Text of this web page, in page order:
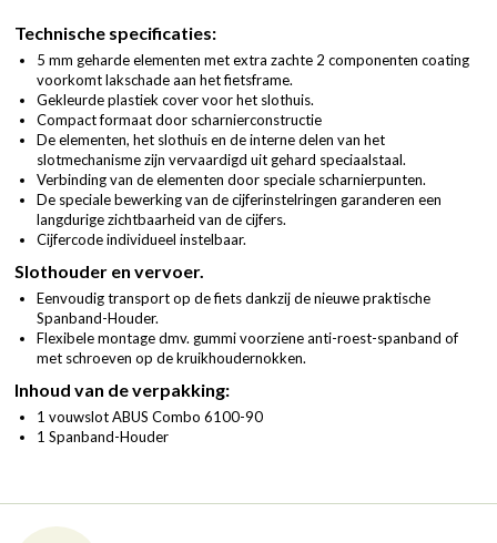
Technische specificaties:
5 mm geharde elementen met extra zachte 2 componenten coating
voorkomt lakschade aan het fietsframe.
Gekleurde plastiek cover voor het slothuis.
Compact formaat door scharnierconstructie
De elementen, het slothuis en de interne delen van het
slotmechanisme zijn vervaardigd uit gehard speciaalstaal.
Verbinding van de elementen door speciale scharnierpunten.
De speciale bewerking van de cijferinstelringen garanderen een
langdurige zichtbaarheid van de cijfers.
Cijfercode individueel instelbaar.
Slothouder en vervoer.
Eenvoudig transport op de fiets dankzij de nieuwe praktische
Spanband-Houder.
Flexibele montage dmv. gummi voorziene anti-roest-spanband of
met schroeven op de kruikhoudernokken.
Inhoud van de verpakking:
1 vouwslot ABUS Combo 6100-90
1 Spanband-Houder